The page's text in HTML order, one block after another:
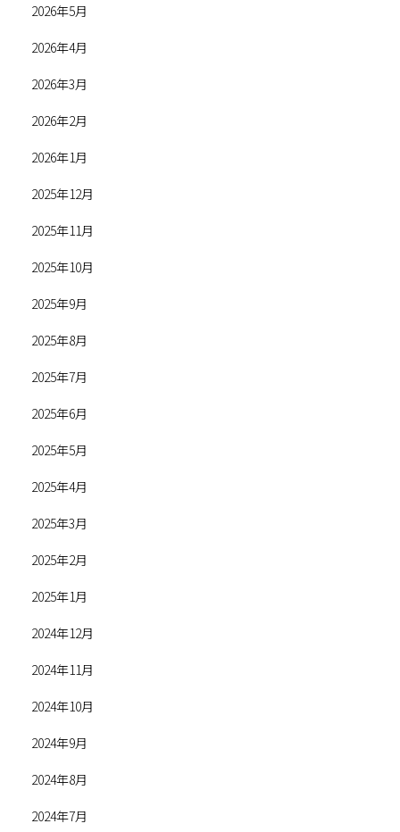
2026年5月
2026年4月
2026年3月
2026年2月
2026年1月
2025年12月
2025年11月
2025年10月
2025年9月
2025年8月
2025年7月
2025年6月
2025年5月
2025年4月
2025年3月
2025年2月
2025年1月
2024年12月
2024年11月
2024年10月
2024年9月
2024年8月
2024年7月